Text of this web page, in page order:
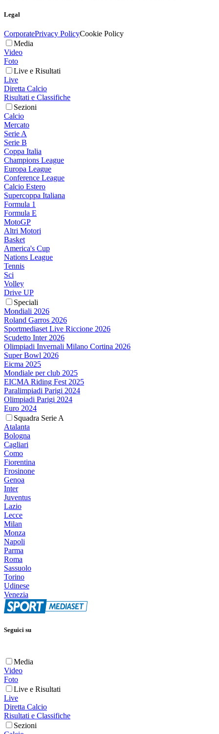
Legal
CorporatePrivacy PolicyCookie Policy
Media
Video
Foto
Live e Risultati
Live
Diretta Calcio
Risultati e Classifiche
Sezioni
Calcio
Mercato
Serie A
Serie B
Coppa Italia
Champions League
Europa League
Conference League
Calcio Estero
Supercoppa Italiana
Formula 1
Formula E
MotoGP
Altri Motori
Basket
America's Cup
Nations League
Tennis
Sci
Volley
Drive UP
Speciali
Mondiali 2026
Roland Garros 2026
Sportmediaset Live Riccione 2026
Scudetto Inter 2026
Olimpiadi Invernali Milano Cortina 2026
Super Bowl 2026
Eicma 2025
Mondiale per club 2025
EICMA Riding Fest 2025
Paralimpiadi Parigi 2024
Olimpiadi Parigi 2024
Euro 2024
Squadra Serie A
Atalanta
Bologna
Cagliari
Como
Fiorentina
Frosinone
Genoa
Inter
Juventus
Lazio
Lecce
Milan
Monza
Napoli
Parma
Roma
Sassuolo
Torino
Udinese
Venezia
Seguici su
Media
Video
Foto
Live e Risultati
Live
Diretta Calcio
Risultati e Classifiche
Sezioni